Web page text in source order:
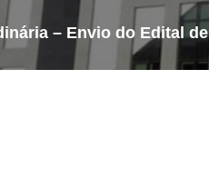
– Envio do Edital